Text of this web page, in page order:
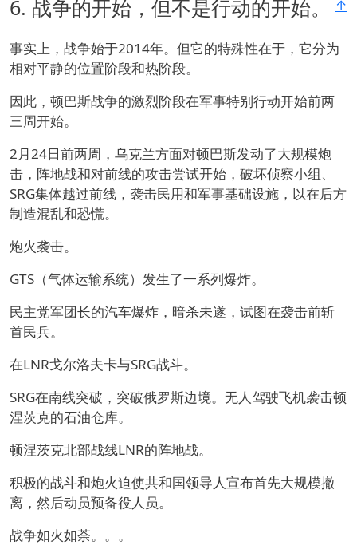
↑
6. 战争的开始，但不是行动的开始。
事实上，战争始于2014年。但它的特殊性在于，它分为
相对平静的位置阶段和热阶段。
因此，顿巴斯战争的激烈阶段在军事特别行动开始前两
三周开始。
2月24日前两周，乌克兰方面对顿巴斯发动了大规模炮
击，阵地战和对前线的攻击尝试开始，破坏侦察小组、
SRG集体越过前线，袭击民用和军事基础设施，以在后方
制造混乱和恐慌。
炮火袭击。
GTS（气体运输系统）发生了一系列爆炸。
民主党军团长的汽车爆炸，暗杀未遂，试图在袭击前斩
首民兵。
在LNR戈尔洛夫卡与SRG战斗。
SRG在南线突破，突破俄罗斯边境。无人驾驶飞机袭击顿
涅茨克的石油仓库。
顿涅茨克北部战线LNR的阵地战。
积极的战斗和炮火迫使共和国领导人宣布首先大规模撤
离，然后动员预备役人员。
战争如火如荼。。。